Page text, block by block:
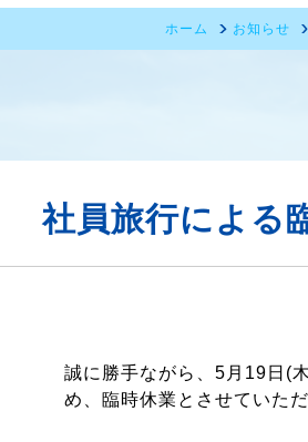
ホーム お知らせ
社員旅行による
誠に勝手ながら、5月19日(
め、臨時休業とさせていただ